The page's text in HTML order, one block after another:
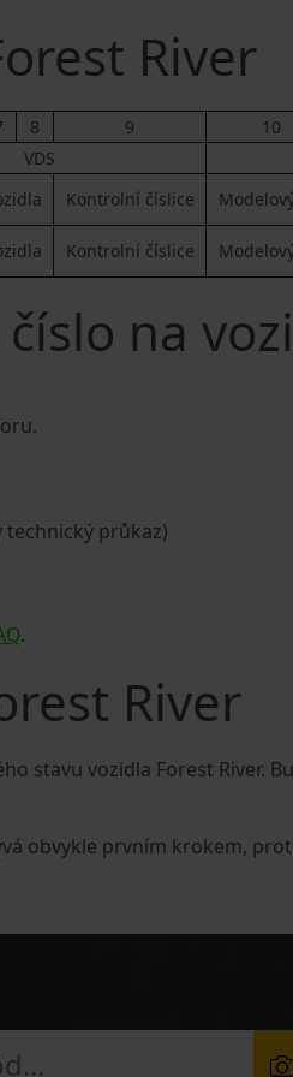
River
8 9 10
VDS
Kontrolní číslice
Kontrolní číslice
na
technický průkaz)
.
River
stavu vozidla Forest River.
obvykle prvním krokem,